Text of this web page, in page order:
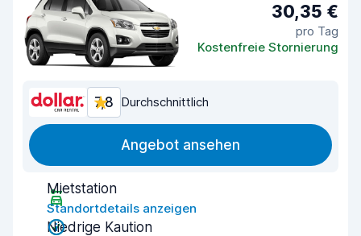
30,35 €
pro Tag
Kostenfreie Stornierung
7,8 Durchschnittlich
Angebot ansehen
Mietstation
Standortdetails anzeigen
Niedrige Kaution